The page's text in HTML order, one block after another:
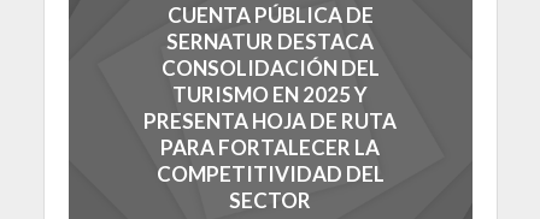
CUENTA PÚBLICA DE
SERNATUR DESTACA
CONSOLIDACIÓN DEL
TURISMO EN 2025 Y
PRESENTA HOJA DE RUTA
PARA FORTALECER LA
COMPETITIVIDAD DEL
SECTOR